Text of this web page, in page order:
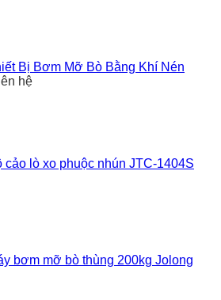
Bị Bơm Mỡ Bò Bằng Khí Nén
hệ
cảo lò xo phuộc nhún JTC-1404S
bơm mỡ bò thùng 200kg Jolong